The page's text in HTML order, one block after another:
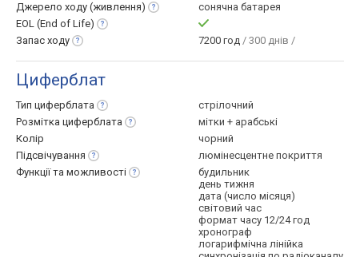
Джерело ходу (живлення)
сонячна батарея
EOL (End of Life)
Запас ходу 7200 год / 300 днів /
Циферблат
Тип циферблата
стрілочний
Розмітка циферблата
мітки + арабські
Колір
чорний
Підсвічування
люмінесцентне покриття
Функції та можливості
будильник
день тижня
дата (число місяця)
світовий час
формат часу 12/24 год
хронограф
логарифмічна лінійка